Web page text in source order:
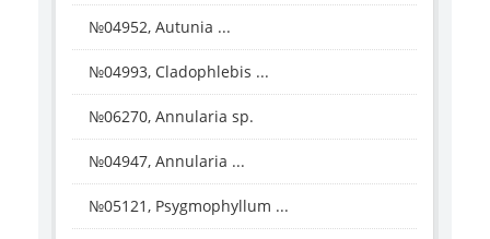
№04952, Autunia ...
№04993, Cladophlebis ...
№06270, Annularia sp.
№04947, Annularia ...
№05121, Psygmophyllum ...